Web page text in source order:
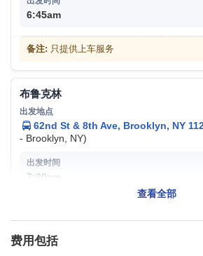
6:45am
备注: 只提供上车服务
布鲁克林
62nd St & 8th Ave, Brooklyn, NY
- Brooklyn, NY)
7:00am
查看全部
费用包括